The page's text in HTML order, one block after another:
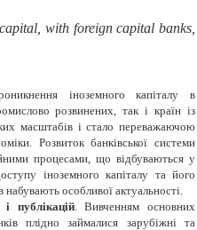
with foreign capital banks
іноземного капіталу в
розвинених, так і країн із
масштабів і стало переважаючою
Розвиток банківської системи
процесами, що відбуваються у
іноземного капіталу та його
набувають особливої актуальності.
публікацій. Вивченням основних
плідно займалися зарубіжні та